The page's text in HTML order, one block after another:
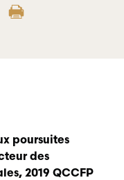
poursuites
des
2019 QCCFP